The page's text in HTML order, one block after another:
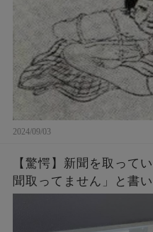
2024/09/03
【驚愕】新聞を取って
聞取ってません」と書